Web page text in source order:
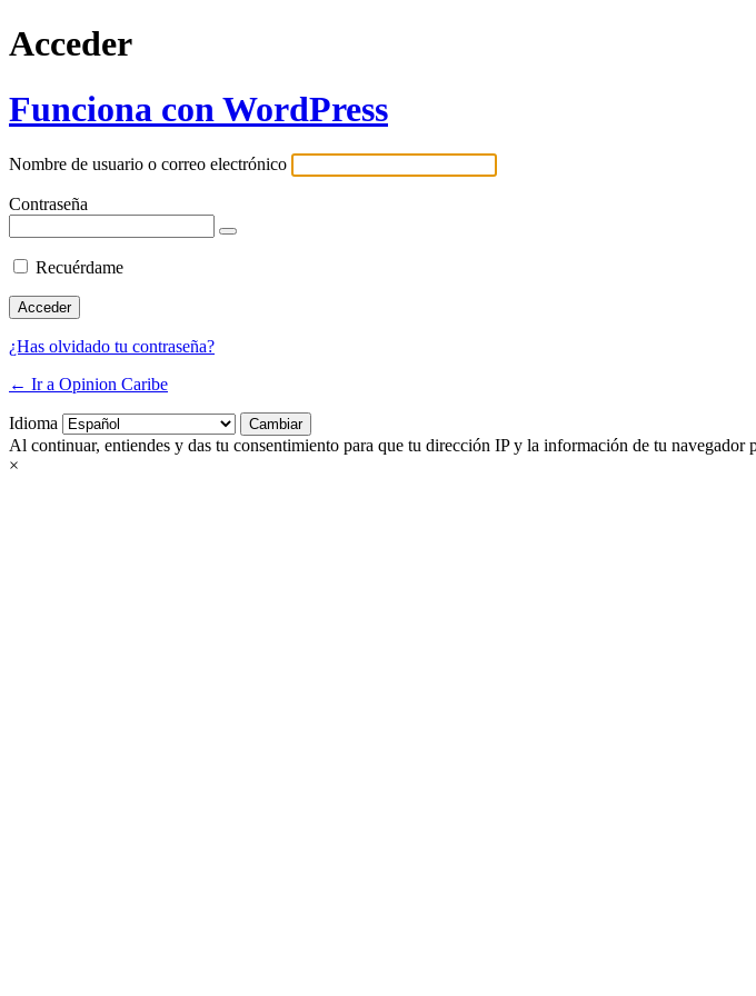
Acceder
Funciona con WordPress
Nombre de usuario o correo electrónico
Contraseña
Recuérdame
¿Has olvidado tu contraseña?
← Ir a Opinion Caribe
Idioma
Al continuar, entiendes y das tu consentimiento para que tu dirección IP y la información de tu navegador
×